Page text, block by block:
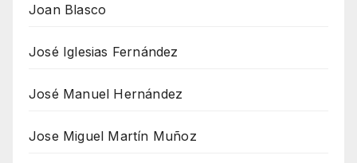
Joan Blasco
José Iglesias Fernández
José Manuel Hernández
Jose Miguel Martín Muñoz